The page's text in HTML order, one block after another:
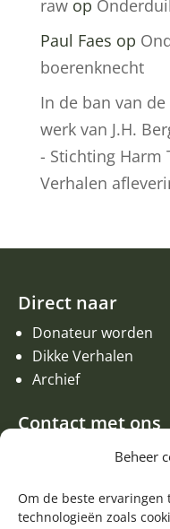
Beheer
Om de beste
technologieën zoals
rawop
Paul Faes op
boerenknecht
In de ban van
werk van J.H.
- Stichting Harm
Verhalen
Direct naar
Donateur worden
Dikke Verhalen
Archief
Contact met ons
Een aanvraag of
Contact met de
Algemene